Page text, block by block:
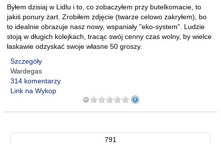
Byłem dzisiaj w Lidlu i to, co zobaczyłem przy butelkomacie, to
jakiś ponury żart. Zrobiłem zdjęcie (twarze celowo zakryłem), bo
to idealnie obrazuje nasz nowy, wspaniały "eko-system". Ludzie
stoją w długich kolejkach, tracąc swój cenny czas wolny, by wielce
łaskawie odzyskać swoje własne 50 groszy.
Szczegóły
Wardegas
314 komentarzy
Link na Wykop
791